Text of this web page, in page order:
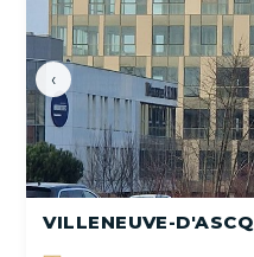
‹
VILLENEUVE-D'ASCQ